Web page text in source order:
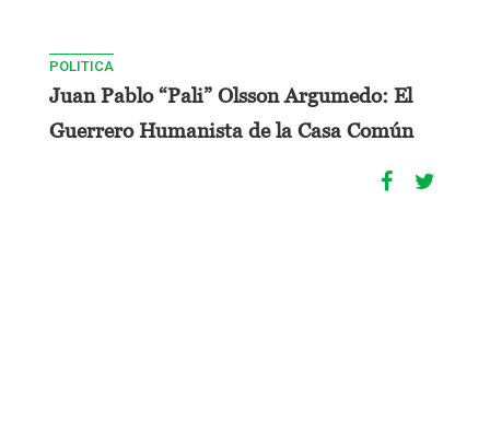
POLITICA
Juan Pablo “Pali” Olsson Argumedo: El
Guerrero Humanista de la Casa Común